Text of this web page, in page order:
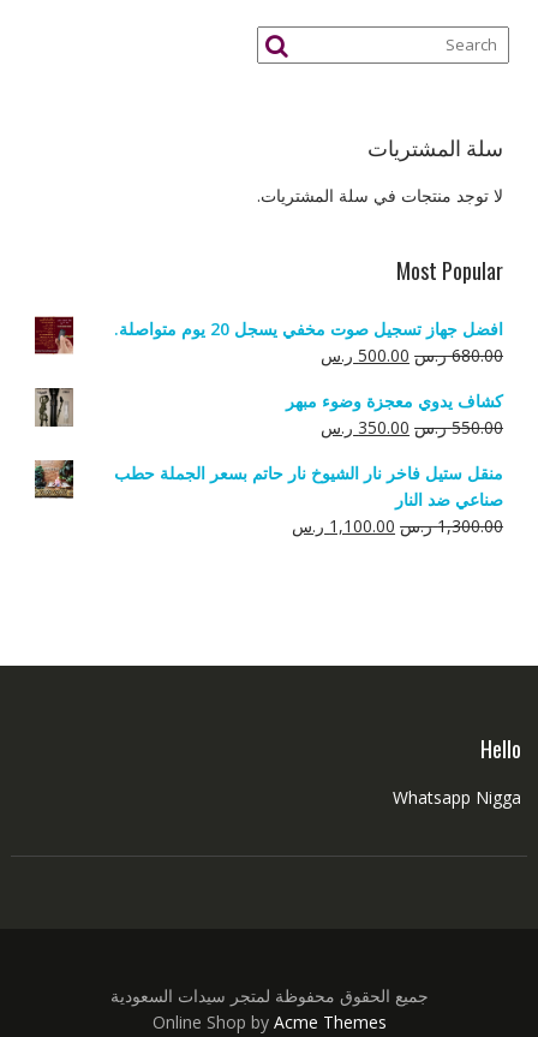
سلة المشتريات
لا توجد منتجات في سلة المشتريات.
Most Popular
افضل جهاز تسجيل صوت مخفي يسجل 20 يوم متواصلة.
680.00 ر.س السعر
هو:
680.00 ر.س.
500.00 ر.سالسعر
هو:
500.00 ر.س.
كشاف يدوي معجزة وضوء مبهر
550.00 ر.س السعر
هو:
550.00 ر.س.
350.00 ر.سالسعر
هو:
منقل ستيل فاخر نار الشيوخ نار حاتم بسعر الجملة حطب
صناعي ضد النار
1,300.00 ر.س السعر
1,100.00 ر.سالسعر
Hello
Whatsapp Nigga
جميع الحقوق محفوظة لمتجر سيدات السعودية
Online Shop by Acme Themes